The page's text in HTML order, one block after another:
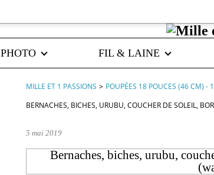
PHOTO FIL & LAINE
MILLE ET 1 PASSIONS > POUPÉES 18 POUCES (46 CM) -
BERNACHES, BICHES, URUBU, COUCHER DE SOLEIL,
5 mai 2019
Bernaches, biches, urubu,